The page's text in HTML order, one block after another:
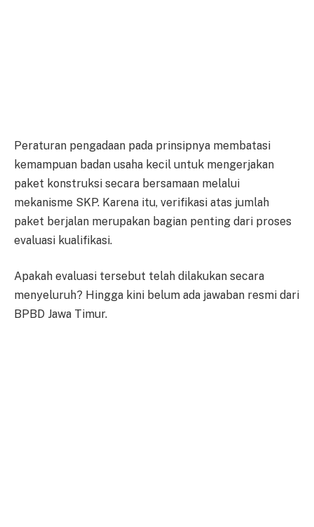
Peraturan pengadaan pada prinsipnya membatasi
kemampuan badan usaha kecil untuk mengerjakan
paket konstruksi secara bersamaan melalui
mekanisme SKP. Karena itu, verifikasi atas jumlah
paket berjalan merupakan bagian penting dari proses
evaluasi kualifikasi.
Apakah evaluasi tersebut telah dilakukan secara
menyeluruh? Hingga kini belum ada jawaban resmi dari
BPBD Jawa Timur.